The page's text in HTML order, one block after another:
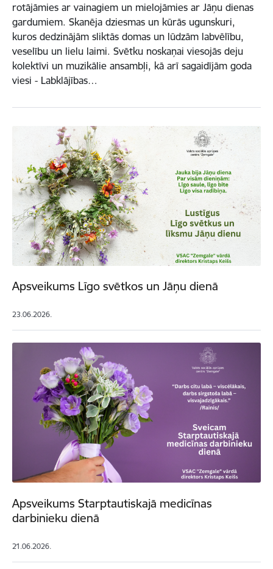
rotājāmies ar vainagiem un mielojāmies ar Jāņu dienas
gardumiem. Skanēja dziesmas un kūrās ugunskuri,
kuros dedzinājām sliktās domas un lūdzām labvēlību,
veselību un lielu laimi. Svētku noskaņai viesojās deju
kolektīvi un muzikālie ansambļi, kā arī sagaidījām goda
viesi - Labklājības…
Apsveikums Līgo svētkos un Jāņu dienā
23.06.2026.
Apsveikums Starptautiskajā medicīnas
darbinieku dienā
21.06.2026.